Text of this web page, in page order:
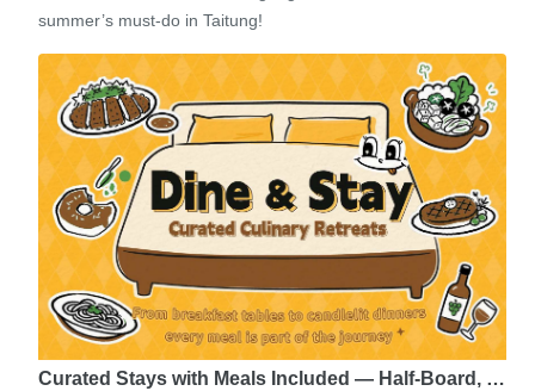
summer’s must-do in Taitung!
Curated Stays with Meals Included — Half-Board, …